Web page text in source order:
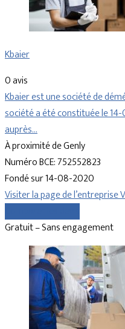
Kbaier
0 avis
Kbaier est une société de
société a été constituée le
auprès…
À proximité de Genly
Numéro BCE: 752552823
Fondé sur 14-08-2020
Visiter la page de l’entreprise
Gratuit – Sans engagement